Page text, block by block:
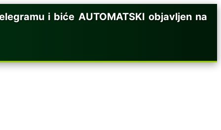
i biće AUTOMATSKI objavljen na